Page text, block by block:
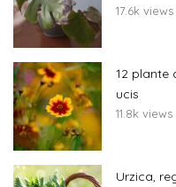
17.6k views
12 plante
ucis
11.8k views
Urzica,